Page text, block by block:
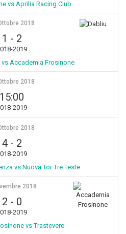
vs Aprilia Racing Club
2018
1 - 2
2019
vs Accademia Frosinone
2018
15:00
2019
2018
4- 2
2019
vs Nuova Tor Tre Teste
2018
2 - 0
2019
vs Trastevere